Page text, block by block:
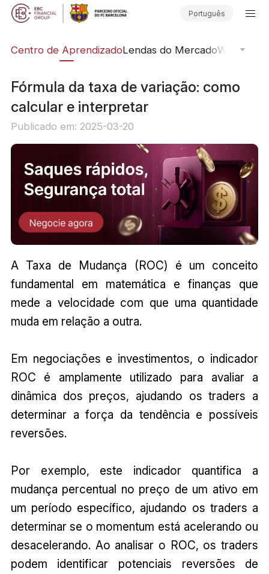
Português
Centro de AprendizadoLendas do MercadoWebinars
Fórmula da taxa de variação: como
calcular e interpretar
Publicado em: 2025-03-20
A Taxa de Mudança (ROC) é um conceito
fundamental em matemática e finanças que
mede a velocidade com que uma quantidade
muda em relação a outra.
Em negociações e investimentos, o indicador
ROC é amplamente utilizado para avaliar a
dinâmica dos preços, ajudando os traders a
determinar a força da tendência e possíveis
reversões.
Por exemplo, este indicador quantifica a
mudança percentual no preço de um ativo em
um período específico, ajudando os traders a
determinar se o momentum está acelerando ou
desacelerando. Ao analisar o ROC, os traders
podem identificar potenciais reversões de